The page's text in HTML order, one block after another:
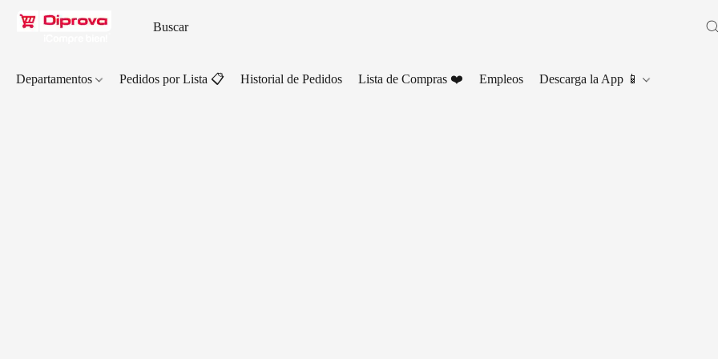
Departamentos Pedidos por Lista 📋 Historial de Pedidos Lista de Compras ❤️ Empleos Descarga la App 📱